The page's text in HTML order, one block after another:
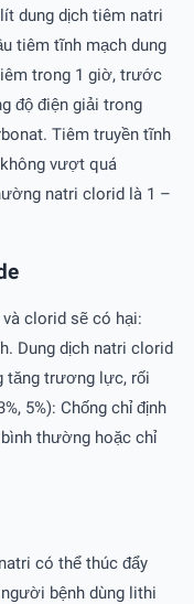
dung dịch tiêm natri
tiêm tĩnh mạch dung
trong 1 giờ, trước
độ điện giải trong
Tiêm truyền tĩnh
vượt quá
natri clorid là 1 –
clorid sẽ có hại:
Dung dịch natri clorid
tăng trương lực, rối
5%): Chống chỉ định
thường hoặc chỉ
có thể thúc đẩy
bệnh dùng lithi